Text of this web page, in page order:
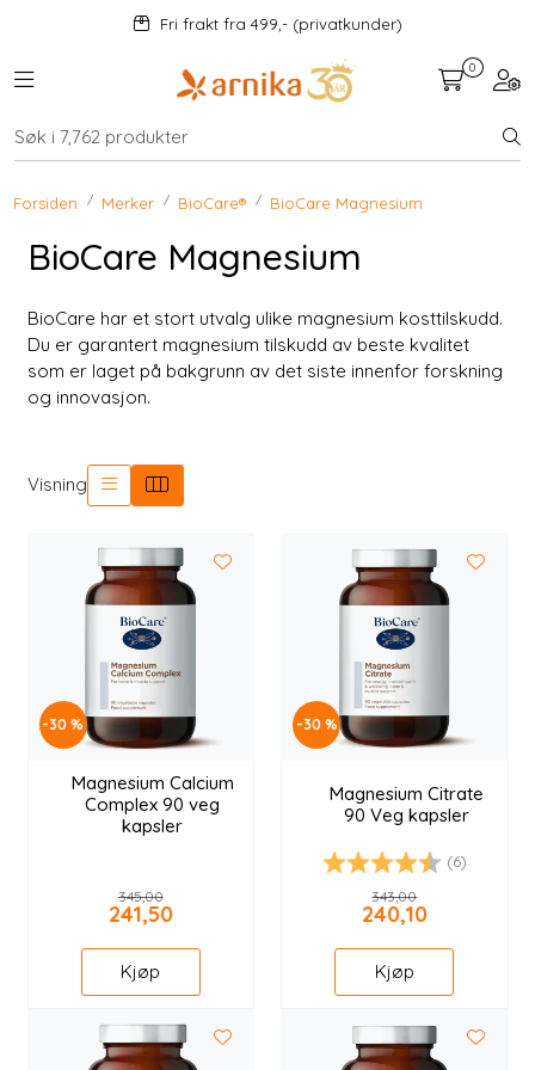
Skip to main content
Fri frakt fra 499,- (privatkunder)
Toggle navigation
0
Forsiden Merker BioCare® BioCare Magnesium
BioCare Magnesium
BioCare har et stort utvalg ulike magnesium kosttilskudd.
Du er garantert magnesium tilskudd av beste kvalitet
som er laget på bakgrunn av det siste innenfor forskning
og innovasjon.
Visning
-30 %
Magnesium Calcium
Complex 90 veg
kapsler
345,00
241,50
Kjøp
-30 %
Magnesium Citrate
90 Veg kapsler
Karakter:
(6)
4.8 av 5 mulige
343,00
240,10
Kjøp
Mat og drikke
Urter
Hjem og kjøkken
Velvære
Nyheter
Inspirasjon
Merker